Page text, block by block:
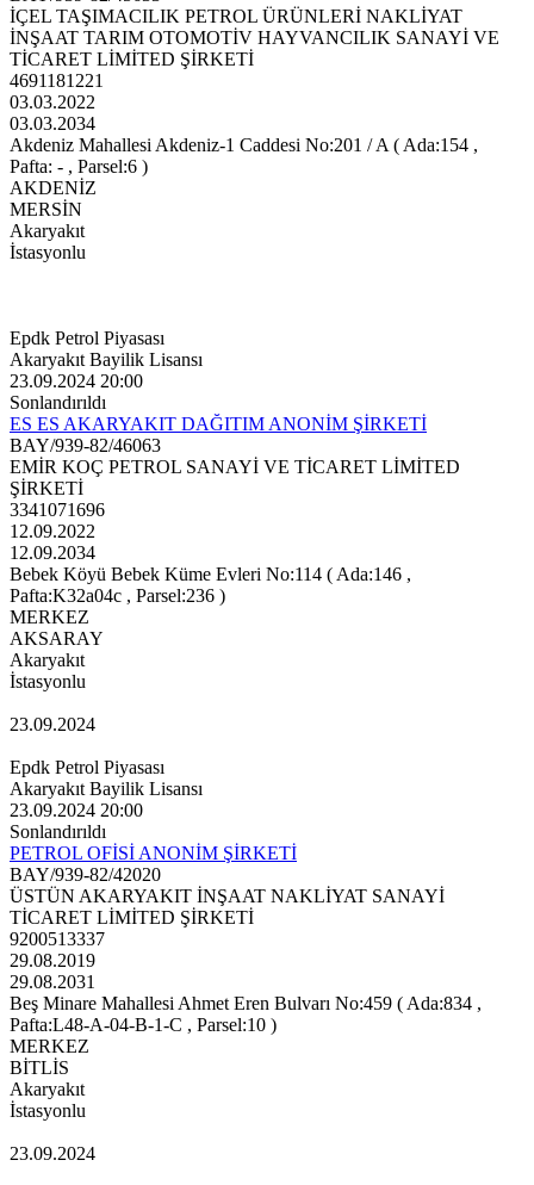
İÇEL TAŞIMACILIK PETROL ÜRÜNLERİ NAKLİYAT
İNŞAAT TARIM OTOMOTİV HAYVANCILIK SANAYİ VE
TİCARET LİMİTED ŞİRKETİ
4691181221
03.03.2022
03.03.2034
Akdeniz Mahallesi Akdeniz-1 Caddesi No:201 / A ( Ada:154 ,
Pafta: - , Parsel:6 )
AKDENİZ
MERSİN
Akaryakıt
İstasyonlu
Epdk Petrol Piyasası
Akaryakıt Bayilik Lisansı
23.09.2024 20:00
Sonlandırıldı
ES ES AKARYAKIT DAĞITIM ANONİM ŞİRKETİ
BAY/939-82/46063
EMİR KOÇ PETROL SANAYİ VE TİCARET LİMİTED
ŞİRKETİ
3341071696
12.09.2022
12.09.2034
Bebek Köyü Bebek Küme Evleri No:114 ( Ada:146 ,
Pafta:K32a04c , Parsel:236 )
MERKEZ
AKSARAY
Akaryakıt
İstasyonlu
23.09.2024
Epdk Petrol Piyasası
Akaryakıt Bayilik Lisansı
23.09.2024 20:00
Sonlandırıldı
PETROL OFİSİ ANONİM ŞİRKETİ
BAY/939-82/42020
ÜSTÜN AKARYAKIT İNŞAAT NAKLİYAT SANAYİ
TİCARET LİMİTED ŞİRKETİ
9200513337
29.08.2019
29.08.2031
Beş Minare Mahallesi Ahmet Eren Bulvarı No:459 ( Ada:834 ,
Pafta:L48-A-04-B-1-C , Parsel:10 )
MERKEZ
BİTLİS
Akaryakıt
İstasyonlu
23.09.2024